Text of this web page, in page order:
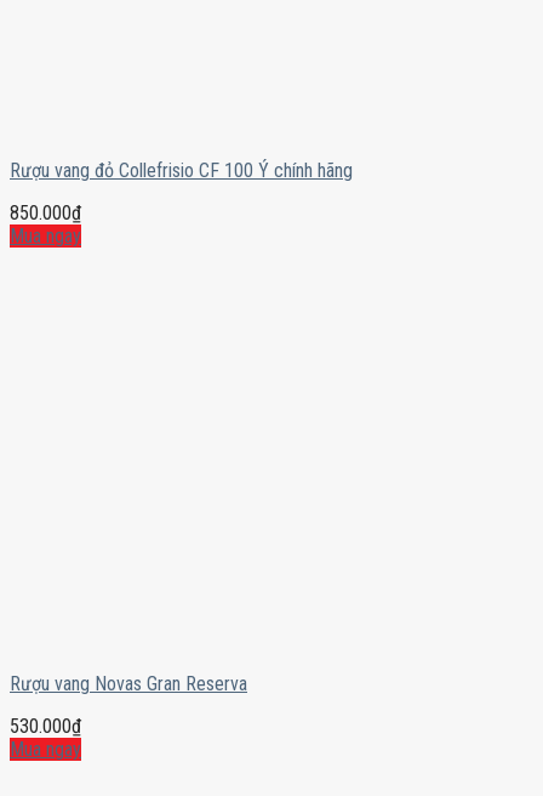
Rượu vang đỏ Collefrisio CF 100 Ý chính hãng
850.000₫
Mua ngay
Rượu vang Novas Gran Reserva
530.000₫
Mua ngay